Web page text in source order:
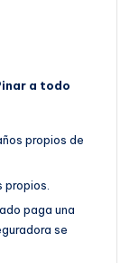
a todo
propios de
paga una
se